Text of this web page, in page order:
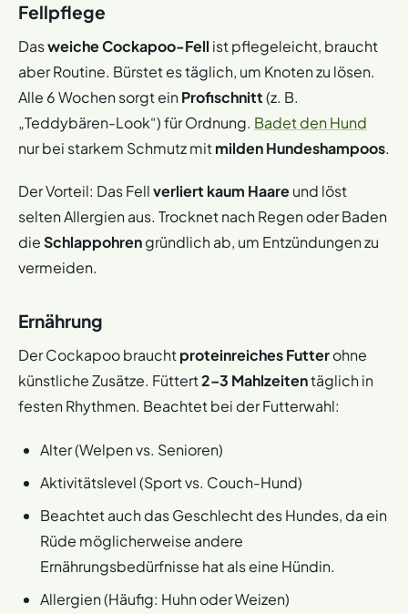
Fellpflege
Dasweiche Cockapoo-Fell ist pflegeleicht, braucht
aber Routine. Bürstet es täglich, um Knoten zu lösen.
Alle 6 Wochen sorgt einProfischnitt(z. B.
„Teddybären-Look“) für Ordnung. Badet den Hund
nur bei starkem Schmutz mitmilden Hundeshampoos.
Der Vorteil: Das Fellverliert kaum Haareund löst
selten Allergien aus. Trocknet nach Regen oder Baden
dieSchlappohrengründlich ab, um Entzündungen zu
vermeiden.
Ernährung
Der Cockapoo brauchtproteinreiches Futterohne
künstliche Zusätze. Füttert2–3 Mahlzeitentäglich in
festen Rhythmen. Beachtet bei der Futterwahl:
Alter (Welpen vs. Senioren)
Aktivitätslevel (Sport vs. Couch-Hund)
Beachtet auch das Geschlecht des Hundes, da ein
Rüde möglicherweise andere
Ernährungsbedürfnisse hat als eine Hündin.
Allergien (Häufig: Huhn oder Weizen)